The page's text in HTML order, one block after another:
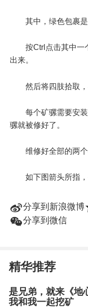
其中，绿色包裹
按Ctrl点击其中一
出来。
然后将四肢拾取
每个矿骡需要安
骡就被修好了。
维修好全部的两
如下图箭头所指
t分享到新浪微博
w分享到微信
精华推荐
是兄弟，就来《地
我和我一起挖矿